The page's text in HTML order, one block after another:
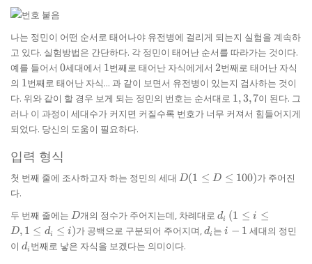
나는 정민이 어떤 순서로 태어나야 유전병에 걸리게 되는지 실험을 계속하
고 있다. 실험방법은 간단하다. 각 정민이 태어난 순서를 따라가는 것이다.
예를 들어서 0
0세대에서 11번째로 태어난 자식에게서 2
2번째로 태어난 자식
의 11번째로 태어난 자식... 과 같이 보면서 유전병이 있는지 검사하는 것이
다. 위와 같이 할 경우 보게 되는 정민의 번호는 순서대로 1,
3,
7
1,3,7이 된다. 그
러나 이 과정이 세대수가 커지면 커질수록 번호가 너무 커져서 힘들어지게
되었다. 당신의 도움이 필요하다.
입력 형식
첫 번째 줄에 조사하고자 하는 정민의 세대 D (1
\le
100)
D(1 ≤ D ≤ 100)가 주어진
다.
두 번째 줄에는 D
D개의 정수가 주어지는데, 차례대로d_{i}
di (1 \le
i \le
(1 ≤ i ≤
D, 1 ≤ di ≤ i)가 공백으로 구분되어 주어지며,d_{i}
di 는i-
i − 1 세대의 정민
이 d_{i}
di 번째로 낳은 자식을 보겠다는 의미이다.